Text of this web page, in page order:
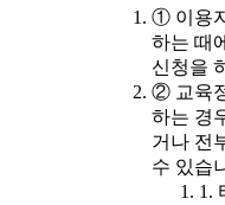
① 이용
하는 때
신청을
② 교육
하는 경
거나 전
수 있습
1.